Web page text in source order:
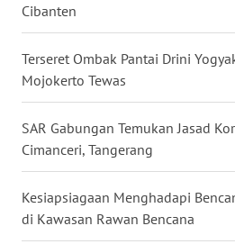
Cibanten
Terseret Ombak Pantai Drini
Mojokerto Tewas
SAR Gabungan Temukan Jasad
Cimanceri, Tangerang
Kesiapsiagaan Menghadapi
di Kawasan Rawan Bencana
WN
KALTIM
WN
SULSEL
WN
WN